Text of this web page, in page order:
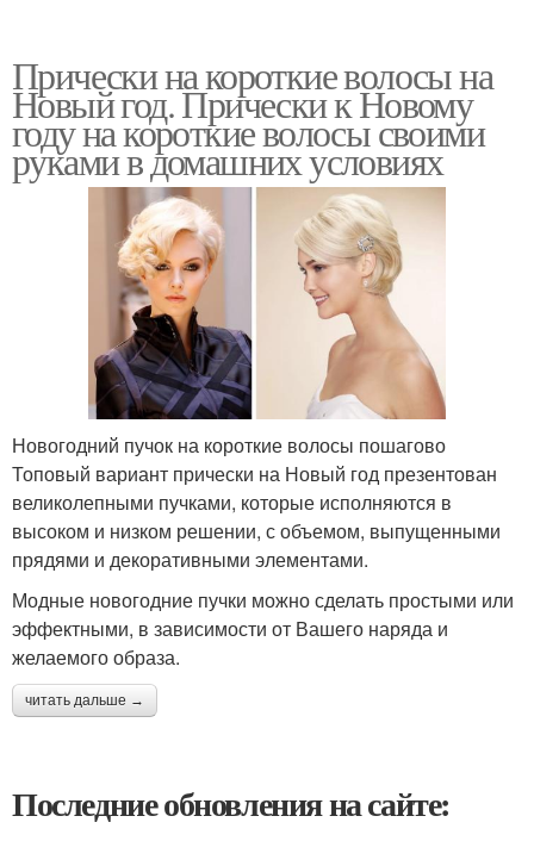
Прически на короткие волосы на
Новый год. Прически к Новому
году на короткие волосы своими
руками в домашних условиях
Новогодний пучок на короткие волосы пошагово
Топовый вариант прически на Новый год презентован
великолепными пучками, которые исполняются в
высоком и низком решении, с объемом, выпущенными
прядями и декоративными элементами.
Модные новогодние пучки можно сделать простыми или
эффектными, в зависимости от Вашего наряда и
желаемого образа.
читать дальше →
Последние обновления на сайте: